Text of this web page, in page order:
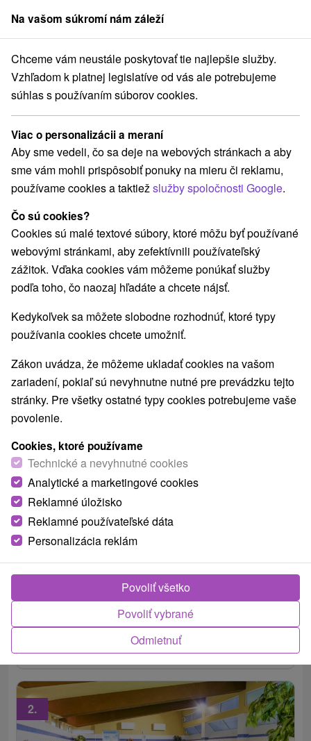
člen skupinySorger
Pobyty na Slovensku Rekreačné poukazy Prešovský kraj
Rekreačné poukazy v Prešovskom
kraji
Kategórie
Všetky kategórie
Pobyty so zľavou(37)
Wellness pobyty
Romantické pobyty(15) Seniorské pobyty(21)
Rodinné pobyty(44)
Vyberte lokalitu alebo termín
Najpredávanejšie
1.
Wellness & Relax vo Vysokých Tatrách:
Bellevue topka pobyt
Grand Hotel Bellevue★★★★Horný
Smokovec
Polpenzia
Užite si neobmedzený prístup do nového
saunového sveta, fitness centra a k plaveckému
bazénu či interiérovým vírivkám.
2.
Na vašom súkromí nám záleží
Chceme vám neustále poskytovať tie najlepšie služby.
Vzhľadom k platnej legislatíve od vás ale potrebujeme
súhlas s používaním súborov cookies.
Viac o personalizácii a meraní
Aby sme vedeli, čo sa deje na webových stránkach a aby
sme vám mohli prispôsobiť ponuky na mieru či reklamu,
používame cookies a taktiežslužby spoločnosti Google.
Čo sú cookies?
Cookies sú malé textové súbory, ktoré môžu byť používané
webovými stránkami, aby zefektívnili používateľský
zážitok. Vďaka cookies vám môžeme ponúkať služby
podľa toho, čo naozaj hľadáte a chcete nájsť.
Kedykoľvek sa môžete slobodne rozhodnúť, ktoré typy
používania cookies chcete umožniť.
Zákon uvádza, že môžeme ukladať cookies na vašom
zariadení, pokiaľ sú nevyhnutne nutné pre prevádzku tejto
stránky. Pre všetky ostatné typy cookies potrebujeme vaše
povolenie.
Cookies, ktoré používame
Technické a nevyhnutné cookies
Analytické a marketingové cookies
Reklamné úložisko
Reklamné používateľské dáta
Personalizácia reklám
Odmietnuť
Povoliť vybrané
Povoliť všetko